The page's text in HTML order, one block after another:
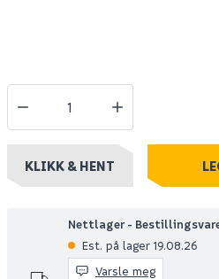
KLIKK & HENT
Nettlager -
Est. på lager 19.08.26
Varsle meg